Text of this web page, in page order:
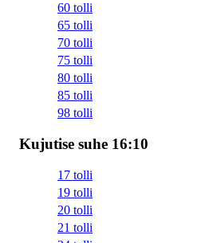
60 tolli
65 tolli
70 tolli
75 tolli
80 tolli
85 tolli
98 tolli
Kujutise suhe 16:10
17 tolli
19 tolli
20 tolli
21 tolli